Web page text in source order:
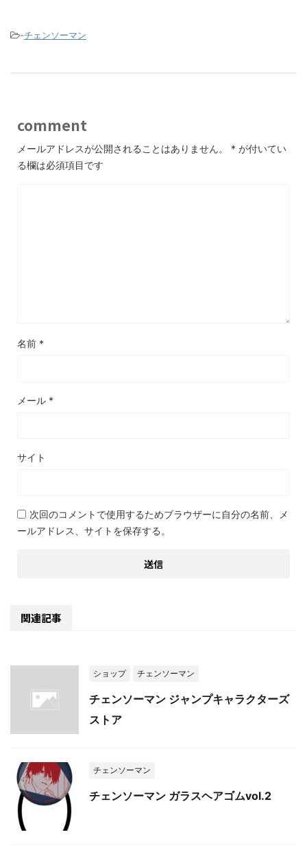
-チェンソーマン
comment
メールアドレスが公開されることはありません。 * が付いてい
る欄は必須項目です
名前 *
メール *
サイト
次回のコメントで使用するためブラウザーに自分の名前、メ
ールアドレス、サイトを保存する。
関連記事
ショップ チェンソーマン
チェンソーマン ジャンプキャラクターズ
ストア
チェンソーマン
チェンソーマン ガラスヘアゴムvol.2